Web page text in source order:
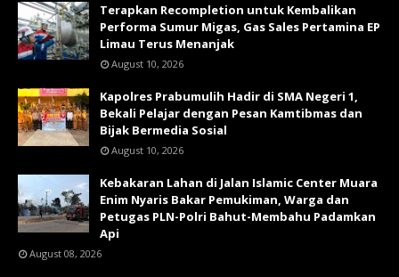
Terapkan Recompletion untuk Kembalikan
Performa Sumur Migas, Gas Sales Pertamina EP
Limau Terus Menanjak
August 10, 2026
Kapolres Prabumulih Hadir di SMA Negeri 1,
Bekali Pelajar dengan Pesan Kamtibmas dan
Bijak Bermedia Sosial
August 10, 2026
Kebakaran Lahan di Jalan Islamic Center Muara
Enim Nyaris Bakar Pemukiman, Warga dan
Petugas PLN-Polri Bahut-Membahu Padamkan
Api
August 08, 2026